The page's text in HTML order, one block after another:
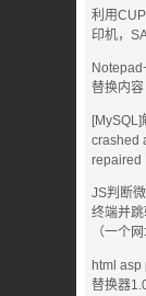
利用
印机，
替换内容
crashed
repaired
JS判断
终端并
（一个
html asp
替换器